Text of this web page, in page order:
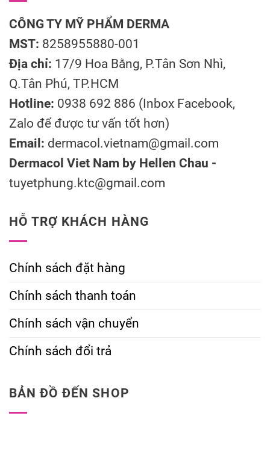
CÔNG TY MỸ PHẨM DERMA
MST: 8258955880-001
Địa chỉ: 17/9 Hoa Bằng, P.Tân Sơn Nhì,
Q.Tân Phú, TP.HCM
Hotline: 0938 692 886 (Inbox Facebook,
Zalo để được tư vấn tốt hơn)
Email: dermacol.vietnam@gmail.com
Dermacol Viet Nam by Hellen Chau -
tuyetphung.ktc@gmail.com
HỖ TRỢ KHÁCH HÀNG
Chính sách đặt hàng
Chính sách thanh toán
Chính sách vận chuyển
Chính sách đổi trả
BẢN ĐỒ ĐẾN SHOP